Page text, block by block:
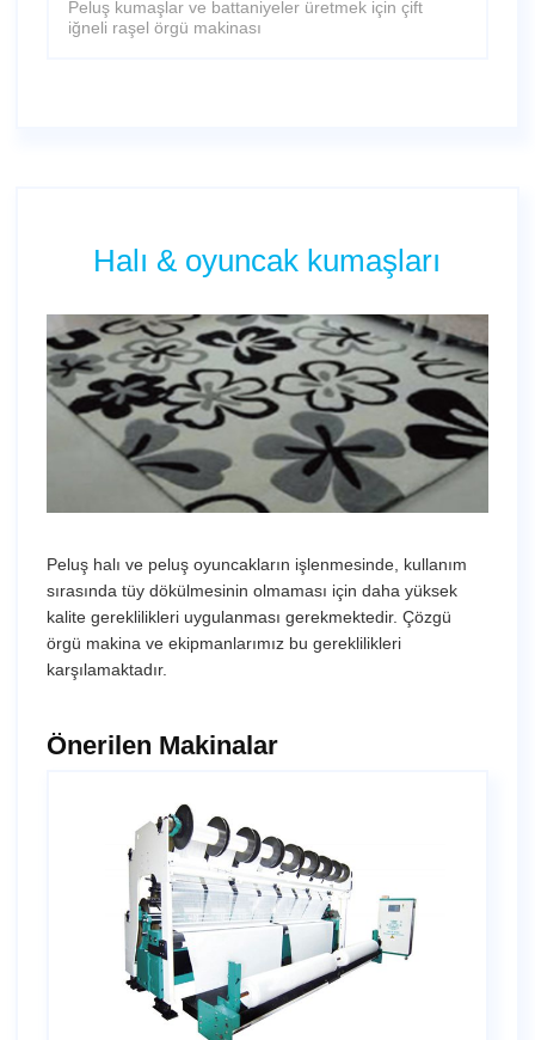
Peluş kumaşlar ve battaniyeler üretmek için çift
iğneli raşel örgü makinası
Halı & oyuncak kumaşları
Peluş halı ve peluş oyuncakların işlenmesinde, kullanım
sırasında tüy dökülmesinin olmaması için daha yüksek
kalite gereklilikleri uygulanması gerekmektedir. Çözgü
örgü makina ve ekipmanlarımız bu gereklilikleri
karşılamaktadır.
Önerilen Makinalar